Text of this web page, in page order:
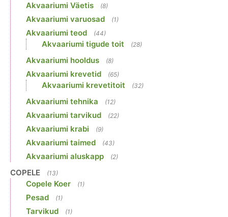
Akvaariumi Väetis (8)
Akvaariumi varuosad (1)
Akvaariumi teod (44)
Akvaariumi tigude toit (28)
Akvaariumi hooldus (8)
Akvaariumi krevetid (65)
Akvaariumi krevetitoit (32)
Akvaariumi tehnika (12)
Akvaariumi tarvikud (22)
Akvaariumi krabi (9)
Akvaariumi taimed (43)
Akvaariumi aluskapp (2)
COPELE (13)
Copele Koer (1)
Pesad (1)
Tarvikud (1)